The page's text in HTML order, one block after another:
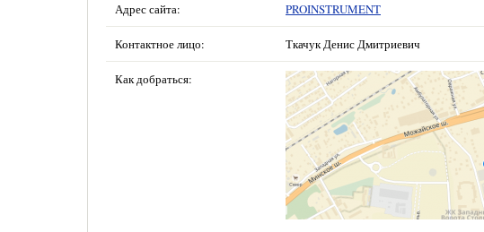
Адрес сайта: PROINSTRUMENT
Контактное лицо: Ткачук Денис Дмитриевич
Как добраться: